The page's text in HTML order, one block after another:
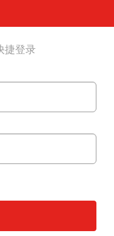
捷登录